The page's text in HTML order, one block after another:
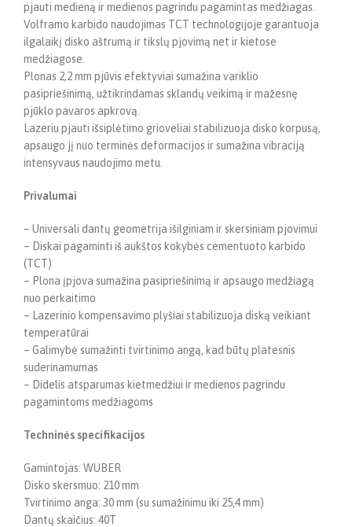
pjauti medieną ir medienos pagrindu pagamintas medžiagas.
Volframo karbido naudojimas TCT technologijoje garantuoja
ilgalaikį disko aštrumą ir tikslų pjovimą net ir kietose
medžiagose.
Plonas 2,2 mm pjūvis efektyviai sumažina variklio
pasipriešinimą, užtikrindamas sklandų veikimą ir mažesnę
pjūklo pavaros apkrovą.
Lazeriu pjauti išsiplėtimo grioveliai stabilizuoja disko korpusą,
apsaugo jį nuo terminės deformacijos ir sumažina vibraciją
intensyvaus naudojimo metu.
Privalumai
– Universali dantų geometrija išilginiam ir skersiniam pjovimui
– Diskai pagaminti iš aukštos kokybės cementuoto karbido
(TCT)
– Plona įpjova sumažina pasipriešinimą ir apsaugo medžiagą
nuo perkaitimo
– Lazerinio kompensavimo plyšiai stabilizuoja diską veikiant
temperatūrai
– Galimybė sumažinti tvirtinimo angą, kad būtų platesnis
suderinamumas
– Didelis atsparumas kietmedžiui ir medienos pagrindu
pagamintoms medžiagoms
Techninės specifikacijos
Gamintojas: WUBER
Disko skersmuo: 210 mm
Tvirtinimo anga: 30 mm (su sumažinimu iki 25,4 mm)
Dantų skaičius: 40T